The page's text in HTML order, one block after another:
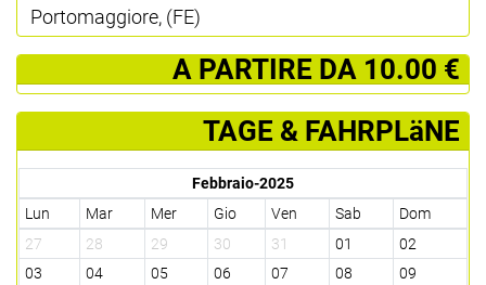
Portomaggiore, (FE)
­ A PARTIRE DA 10.00 €
TAGE & FAHRPLäNE
Febbraio-2025
Lun
Mar Mer Gio Ven Sab
Dom
27
28 29 30 31 01
02
03
04 05 06 07 08
09